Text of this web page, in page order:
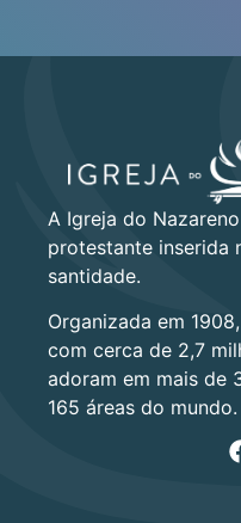
A Igreja do
protestante inserida
santidade.
Organizada em
com cerca de 2,7
adoram em mais de
165 áreas do mundo.